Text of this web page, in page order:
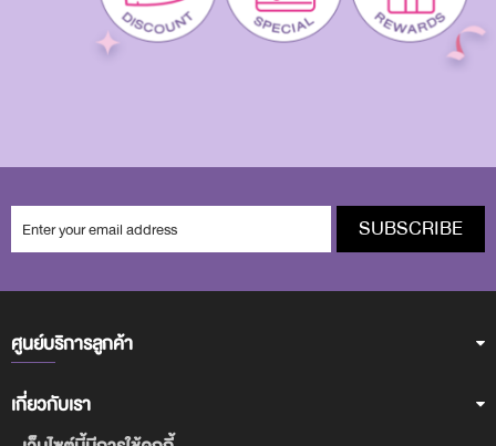
SUBSCRIBE
ศูนย์บริการลูกค้า
เกี่ยวกับเรา